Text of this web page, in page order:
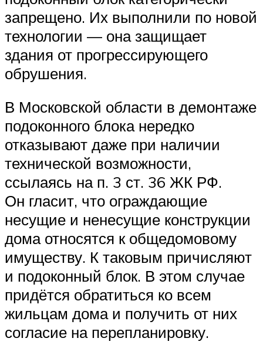
запрещено. Их выполнили по новой
технологии — она защищает
здания от прогрессирующего
обрушения.
В Московской области в демонтаже
подоконного блока нередко
отказывают даже при наличии
технической возможности,
ссылаясь на п. 3 ст. 36 ЖК РФ.
Он гласит, что ограждающие
несущие и ненесущие конструкции
дома относятся к общедомовому
имуществу. К таковым причисляют
и подоконный блок. В этом случае
придётся обратиться ко всем
жильцам дома и получить от них
согласие на перепланировку.